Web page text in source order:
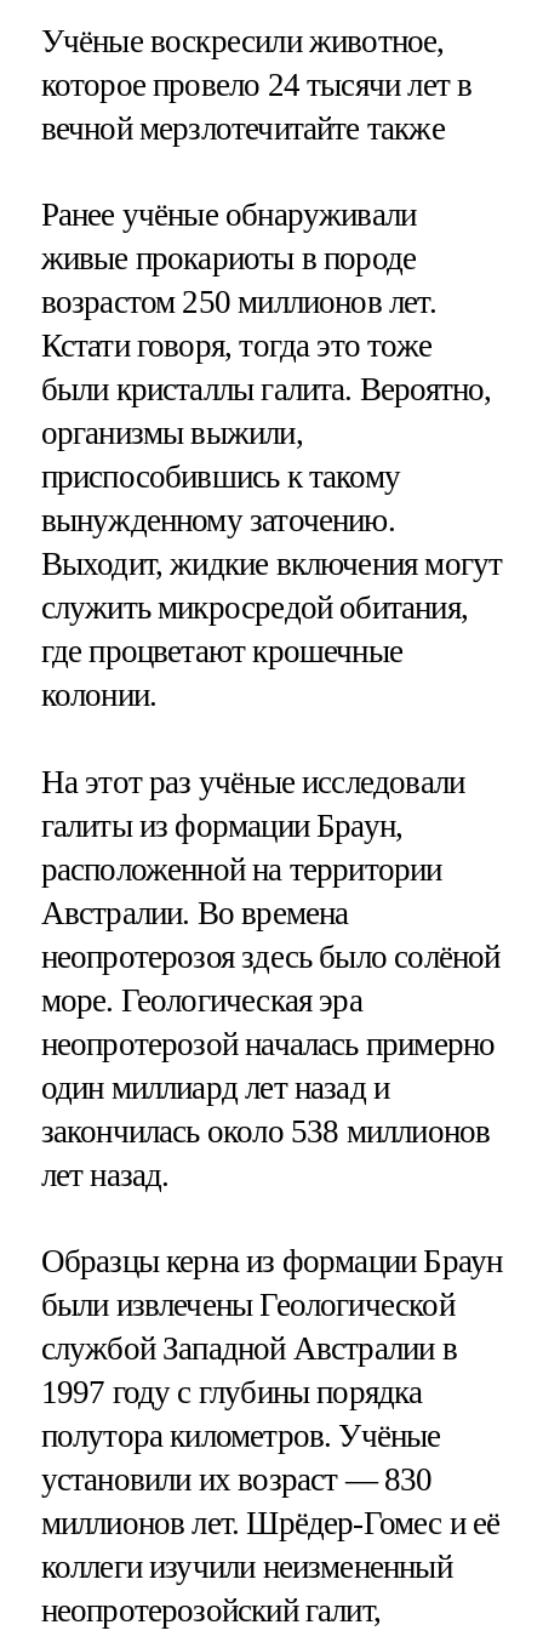
​Учёные воскресили животное,
которое провело 24 тысячи лет в
вечной мерзлотечитайте также
Ранее учёные обнаруживали
живые прокариоты в породе
возрастом 250 миллионов лет.
Кстати говоря, тогда это тоже
были кристаллы галита. Вероятно,
организмы выжили,
приспособившись к такому
вынужденному заточению.
Выходит, жидкие включения могут
служить микросредой обитания,
где процветают крошечные
колонии.
На этот раз учёные исследовали
галиты из формации Браун,
расположенной на территории
Австралии. Во времена
неопротерозоя здесь было солёной
море. Геологическая эра
неопротерозой началась примерно
один миллиард лет назад и
закончилась около 538 миллионов
лет назад.
Образцы керна из формации Браун
были извлечены Геологической
службой Западной Австралии в
1997 году с глубины порядка
полутора километров. Учёные
установили их возраст — 830
миллионов лет. Шрёдер-Гомес и её
коллеги изучили неизмененный
неопротерозойский галит,